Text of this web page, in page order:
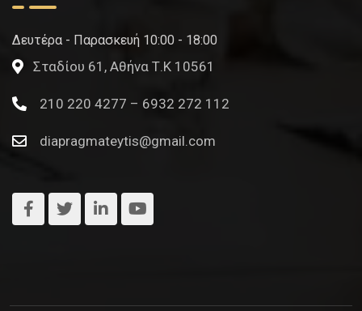
Δευτέρα - Παρασκευή 10:00 - 18:00
Σταδίου 61, Αθήνα Τ.Κ 10561
210 220 4277 – 6932 272 112
diapragmateytis@gmail.com